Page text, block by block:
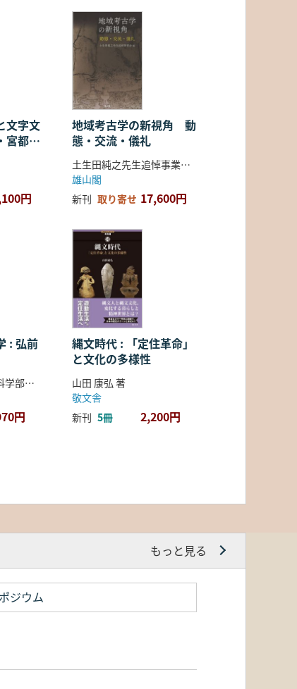
文字文
都・
円
地域考古学の新視角 動
態・交流・儀礼
土生田純之先生追悼事業会 編
雄山閣
新刊 取り寄せ 17,600円
: 弘前
弘前大学人文社会科学部北日本考古学研究センター 編
円
縄文時代 : 「定住革命」
と文化の多様性
山田 康弘 著
敬文舎
新刊 5冊 2,200円
もっと見る
ジウム